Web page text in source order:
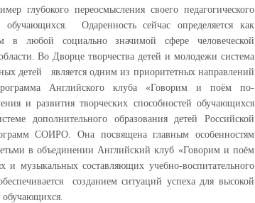
глубокого переосмысления своего педагогического
Одаренность сейчас определяется как
в любой социально значимой сфере человеческой
Во Дворце творчества детей и молодежи система
детей является одним из приоритетных направлений
Английского клуба «Говорим и поём по-
и развития творческих способностей обучающихся
дополнительного образования детей Российской
СОИРО. Она посвящена главным особенностям
в объединении Английский клуб «Говорим и поём
музыкальных составляющих учебно-воспитательного
созданием ситуаций успеха для высокой
обучающихся.